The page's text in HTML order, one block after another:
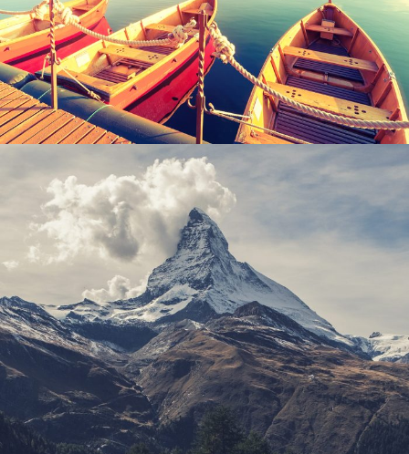
Porta Justo
Adventure / Snow